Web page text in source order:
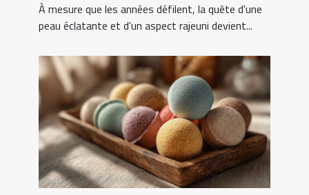
À mesure que les années défilent, la quête d'une
peau éclatante et d'un aspect rajeuni devient...